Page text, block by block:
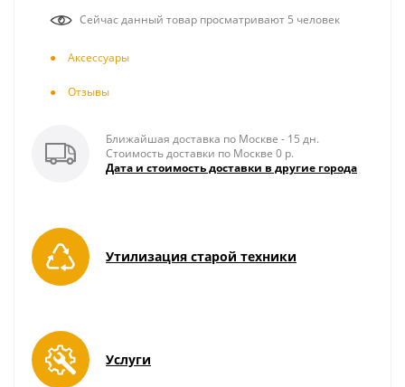
Сейчас данный товар просматривают 5 человек
Аксесcуары
Отзывы
Ближайшая доставка по Москве - 15 дн.
Стоимость доставки по Москве 0 р.
Дата и стоимость доставки в другие города
Утилизация старой техники
Услуги